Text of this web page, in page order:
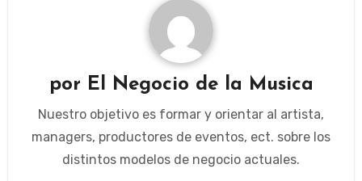
por El Negocio de la Musica
Nuestro objetivo es formar y orientar al artista,
managers, productores de eventos, ect. sobre los
distintos modelos de negocio actuales.